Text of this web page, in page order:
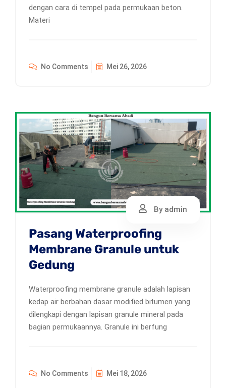
dengan cara di tempel pada permukaan beton.
Materi
No Comments Mei 26, 2026
By admin
Pasang Waterproofing
Membrane Granule untuk
Gedung
Waterproofing membrane granule adalah lapisan
kedap air berbahan dasar modified bitumen yang
dilengkapi dengan lapisan granule mineral pada
bagian permukaannya. Granule ini berfung
No Comments Mei 18, 2026